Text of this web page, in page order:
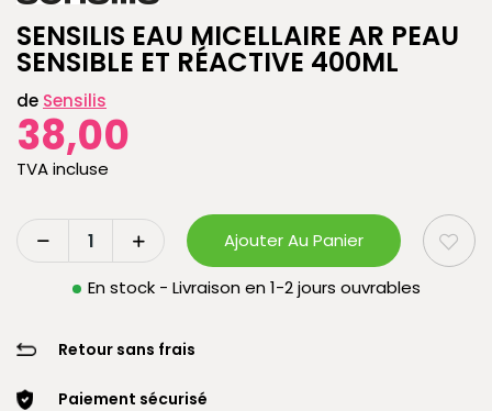
SENSILIS EAU MICELLAIRE AR PEAU
SENSIBLE ET RÉACTIVE 400ML
de Sensilis
38,00
TVA incluse
Ajouter Au Panier
En stock - Livraison en 1-2 jours ouvrables
Retour sans frais
Paiement sécurisé